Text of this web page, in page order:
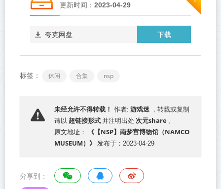
更新时间： 2023-04-29
下载
夸克网盘
标签： 休闲 合集 nsp
未经允许不得转载！ 作者: 游戏迷 ，转载或复制
请以 超链接形式 并注明出处 次元share 。
原文地址：
《【NSP】南梦宫博物馆（NAMCO
MUSEUM）》
发布于：2023-04-29
分享到：